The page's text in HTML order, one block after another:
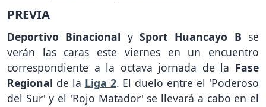
PREVIA
Deportivo Binacional ySport Huancayo B se
verán las caras este viernes en un encuentro
correspondiente a la octava jornada de la Fase
Regional de la Liga 2. El duelo entre el 'Poderoso
del Sur' y el 'Rojo Matador' se llevará a cabo en el